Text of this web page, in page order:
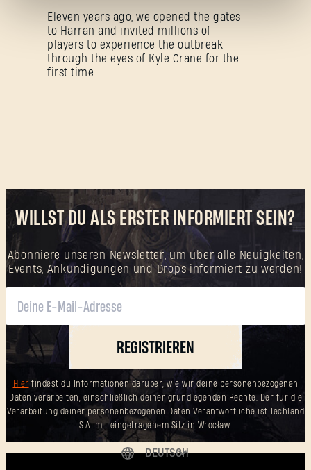
Eleven years ago, we opened the gates
to Harran and invited millions of
players to experience the outbreak
through the eyes of Kyle Crane for the
first time.
WILLST DU ALS ERSTER INFORMIERT SEIN?
Abonniere unseren Newsletter, um über alle Neuigkeiten,
Events, Ankündigungen und Drops informiert zu werden!
REGISTRIEREN
Hier findest du Informationen darüber, wie wir deine personenbezogenen
Daten verarbeiten, einschließlich deiner grundlegenden Rechte. Der für die
Verarbeitung deiner personenbezogenen Daten Verantwortliche ist Techland
S.A. mit eingetragenem Sitz in Wrocław.
DEUTSCH
Neu bei Dying Light Outpost? Konto erstellen